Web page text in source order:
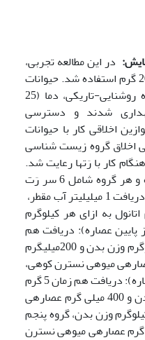
در این مطالعه تجربی،
رَت نژاد ویستار با وزن تقریبی 200 گرم استفاده شد. حیوانات
در شرایط استاندارد از نظر دوره­ روشنایی-تاریکی، دما (25
شدند و دسترسی
اخلاقی کار با حیوانات
اخلاق گروه زیست شناسی
کار با رَت­ها رعایت شد.
حیوانات آزمایشگاهی به پنج گروه و هر گروه شامل 6 سر رَت
تقسیم شدند. گروه اول (کنترل): دریافت 1 میلی­لیتر آب مقطر،
(اتانول): دریافت 5­گرم اتانول به ازای هر کیلوگرم
پایین عصاره): دریافت هم
زمان 5 گرم اتانول به ازای هر کیلوگرم وزن بدن و 200میلی­گرم
میوه­ی نسترن کوهی،
گروه چهارم (اتانول + دوز بالای عصاره): دریافت هم زمان 5 گرم
اتانول به ازای هر کیلوگرم وزن بدن و 400 میلی گرم عصاره­ی
وزن بدن، گروه پنجم
دریافت 400 میلی گرم عصاره­ی میوه­ی نسترن